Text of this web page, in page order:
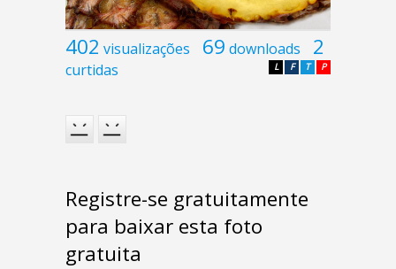
402 visualizações 69 downloads 2
curtidas P
T
F
L
Registre-se gratuitamente
para baixar esta foto
gratuita